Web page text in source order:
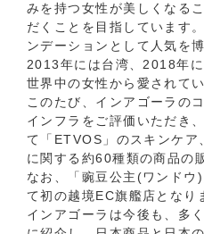
みを持つ女性が美しくなる
だくことを目指しています
ンデーションとして人気を
2013年には台湾、2018年に
世界中の女性から愛されてい
このたび、インアゴーラの
インフラをご評価いただき
て「ETVOS」のスキンケア
に関する約60種類の商品の
なお、「豌豆公主(ワンドウ
て初の越境EC旗艦店となり
インアゴーラは今後も、多